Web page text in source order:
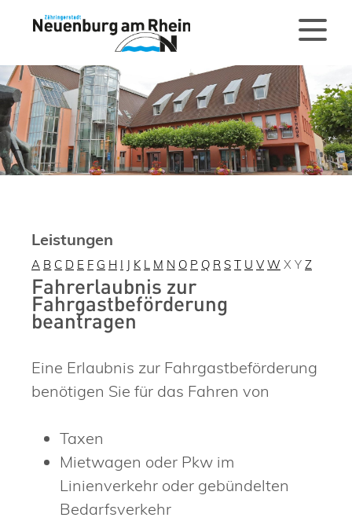
Leistungen
A B C D E F G H I J K L M N O P Q R S T U V W X Y Z
Fahrerlaubnis zur
Fahrgastbeförderung
beantragen
Eine Erlaubnis zur Fahrgastbeförderung
benötigen Sie für das Fahren von
Taxen
Mietwagen oder Pkw im
Linienverkehr oder gebündelten
Bedarfsverkehr